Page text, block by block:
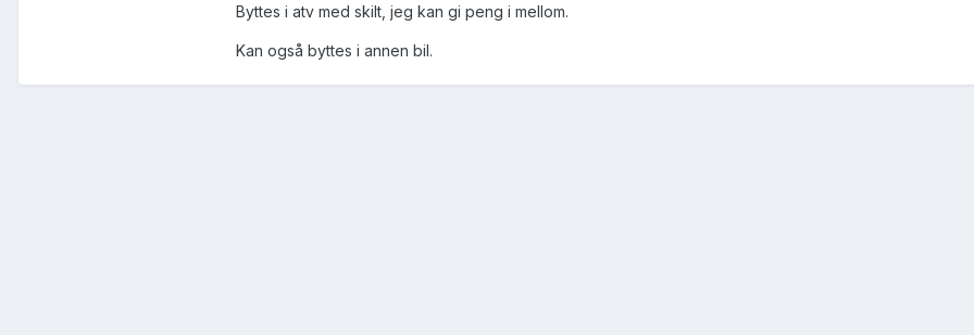
Byttes i atv med skilt, jeg kan gi peng i mellom.
Kan også byttes i annen bil.